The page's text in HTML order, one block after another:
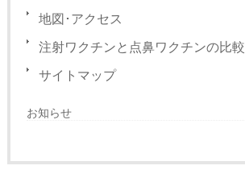
地図･アクセス
注射ワクチンと点鼻ワクチンの比較
サイトマップ
お知らせ